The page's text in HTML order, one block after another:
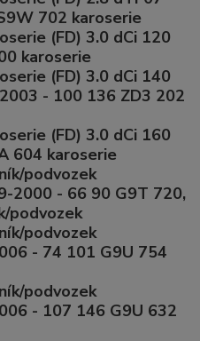
702 karoserie
(FD) 3.0 dCi 120
karoserie
(FD) 3.0 dCi 140
- 100 136 ZD3 202
(FD) 3.0 dCi 160
604 karoserie
podvozek
2000 - 66 90 G9T 720,
podvozek
podvozek
- 74 101 G9U 754
podvozek
- 107 146 G9U 632